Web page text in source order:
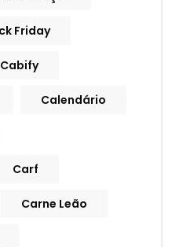
Friday
Cabify
Calendário
Carf
Carne Leão